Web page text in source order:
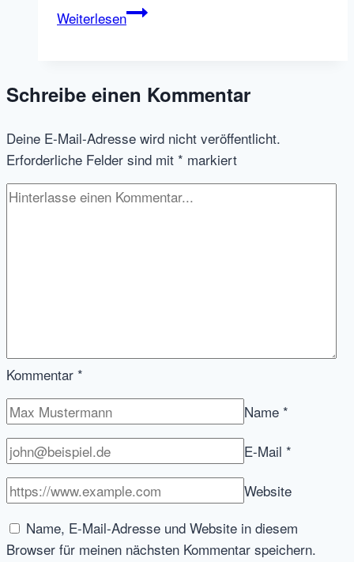
WeiterlesenJobtrack
Layout
Sieht
aus
wie
Gelbe
Schreibe einen Kommentar
Deine E-Mail-Adresse wird nicht veröffentlicht.
Erforderliche Felder sind mit * markiert
Kommentar *
Name *
E-Mail *
Website
Name, E-Mail-Adresse und Website in diesem
Browser für meinen nächsten Kommentar speichern.